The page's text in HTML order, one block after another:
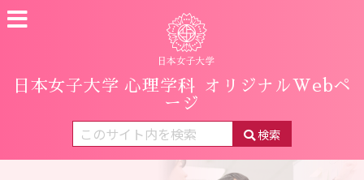
日本女子大学 心理学科
オリジナルWebペ
ージ
検索